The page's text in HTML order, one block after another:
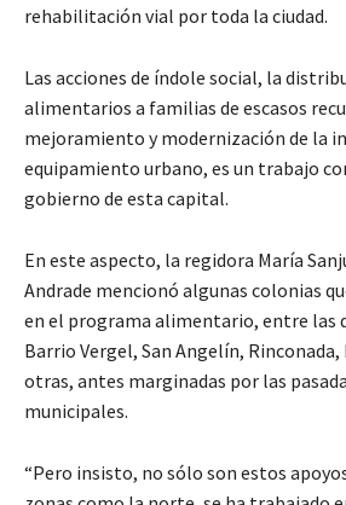
rehabilitación vial por toda la ciudad.
Las acciones de índole social, la
alimentarios a familias de escasos
mejoramiento y modernización de la
equipamiento urbano, es un trabajo
gobierno de esta capital.
En este aspecto, la regidora María
Andrade mencionó algunas colonias
en el programa alimentario, entre las
Barrio Vergel, San Angelín,
otras, antes marginadas por las
municipales.
“Pero insisto, no sólo son estos